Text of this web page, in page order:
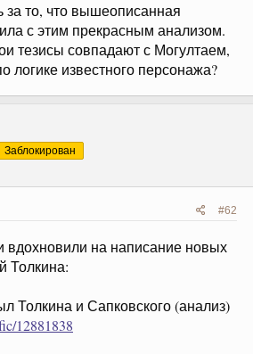
за то, что вышеописанная
с этим прекрасным анализом.
тезисы совпадают с Могултаем,
логике известного персонажа?
Заблокирован
#62
вдохновили на написание новых
Толкина:
Толкина и Сапковского (анализ)
12881838